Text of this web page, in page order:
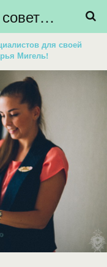
Свадебный блог - советы невестам, подготовка к свадьбе - HiBride
для своей
Мигель!